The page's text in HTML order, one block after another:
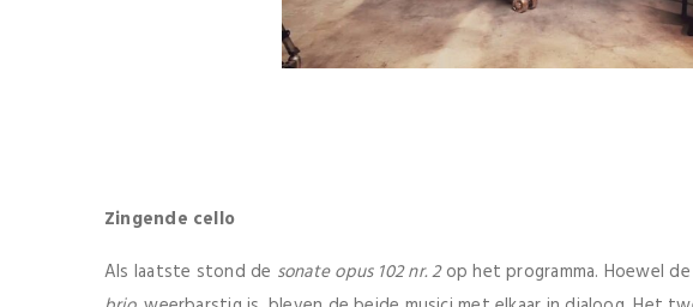
Zingende cello
Als laatste stond de sonate opus 102 nr. 2op het programma. Hoewel